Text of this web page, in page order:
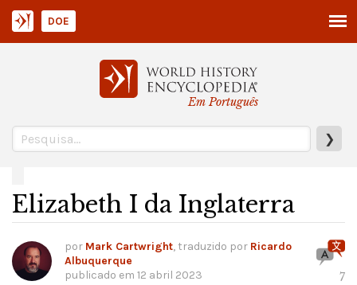
Em Português
❯
DOE
Elizabeth I da Inglaterra
por Mark Cartwright, traduzido por Ricardo
Albuquerque
publicado em 12 abril 2023 7